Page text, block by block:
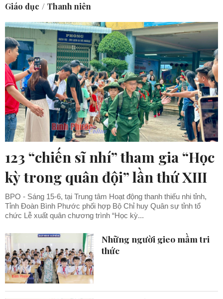
Giáo dục Thanh niên
123 “chiến sĩ nhí” tham gia “Học
kỳ trong quân đội” lần thứ XIII
BPO - Sáng 15-6, tại Trung tâm Hoạt động thanh thiếu nhi tỉnh,
Tỉnh Đoàn Bình Phước phối hợp Bộ Chỉ huy Quân sự tỉnh tổ
chức Lễ xuất quân chương trình “Học kỳ...
Những người gieo mầm tri
thức